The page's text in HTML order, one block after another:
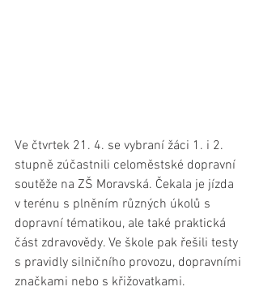
Ve čtvrtek 21. 4. se vybraní žáci 1. i 2.
stupně zúčastnili celoměstské dopravní
soutěže na ZŠ Moravská. Čekala je jízda
v terénu s plněním různých úkolů s
dopravní tématikou, ale také praktická
část zdravovědy. Ve škole pak řešili testy
s pravidly silničního provozu, dopravními
značkami nebo s křižovatkami.